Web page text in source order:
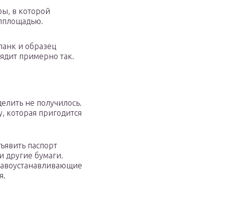
в которой
и образец
примерно так.
не получилось.
которая пригодится
паспорт
другие бумаги.